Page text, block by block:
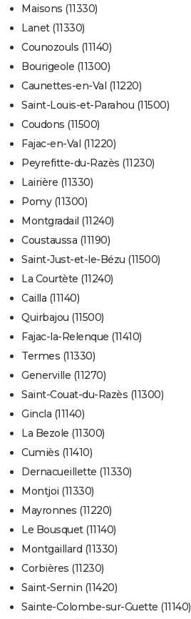
Maisons (11330)
Lanet (11330)
Counozouls (11140)
Bourigeole (11300)
Caunettes-en-Val (11220)
Saint-Louis-et-Parahou (11500)
Coudons (11500)
Fajac-en-Val (11220)
Peyrefitte-du-Razès (11230)
Lairière (11330)
Pomy (11300)
Montgradail (11240)
Coustaussa (11190)
Saint-Just-et-le-Bézu (11500)
La Courtète (11240)
Cailla (11140)
Quirbajou (11500)
Fajac-la-Relenque (11410)
Termes (11330)
Generville (11270)
Saint-Couat-du-Razès (11300)
Gincla (11140)
La Bezole (11300)
Cumiès (11410)
Dernacueillette (11330)
Montjoi (11330)
Mayronnes (11220)
Le Bousquet (11140)
Montgaillard (11330)
Corbières (11230)
Saint-Sernin (11420)
Sainte-Colombe-sur-Guette (11140)